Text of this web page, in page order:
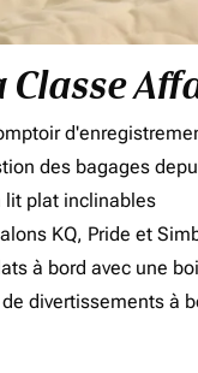
des bagages
lit plat inclinables
KQ, Pride et
à bord avec une
divertissements à